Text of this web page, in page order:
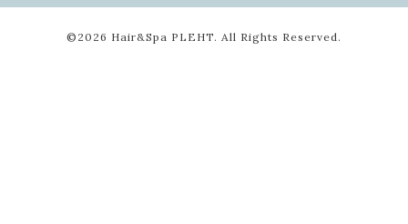
©2026 Hair&Spa PLEHT. All Rights Reserved.